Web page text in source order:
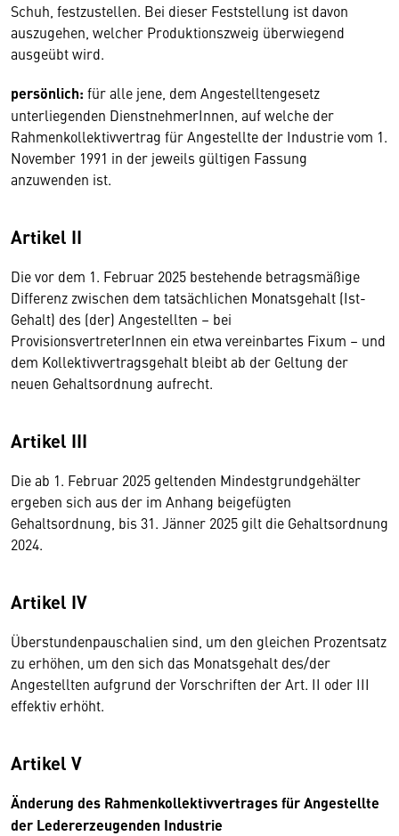
Schuh, festzustellen. Bei dieser Feststellung ist davon
auszugehen, welcher Produktionszweig überwiegend
ausgeübt wird.
persönlich: für alle jene, dem Angestelltengesetz
unterliegenden DienstnehmerInnen, auf welche der
Rahmenkollektivvertrag für Angestellte der Industrie vom 1.
November 1991 in der jeweils gültigen Fassung
anzuwenden ist.
Artikel II
Die vor dem 1. Februar 2025 bestehende betragsmäßige
Differenz zwischen dem tatsächlichen Monatsgehalt (Ist-
Gehalt) des (der) Angestellten – bei
ProvisionsvertreterInnen ein etwa vereinbartes Fixum – und
dem Kollektivvertragsgehalt bleibt ab der Geltung der
neuen Gehaltsordnung aufrecht.
Artikel III
Die ab 1. Februar 2025 geltenden Mindestgrundgehälter
ergeben sich aus der im Anhang beigefügten
Gehaltsordnung, bis 31. Jänner 2025 gilt die Gehaltsordnung
2024.
Artikel IV
Überstundenpauschalien sind, um den gleichen Prozentsatz
zu erhöhen, um den sich das Monatsgehalt des/der
Angestellten aufgrund der Vorschriften der Art. II oder III
effektiv erhöht.
Artikel V
Änderung des Rahmenkollektivvertrages für Angestellte
der Ledererzeugenden Industrie